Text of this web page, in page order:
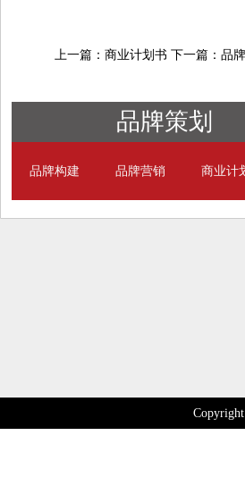
上一篇：商业计划书 下一篇：品
品牌策划
品牌构建 品牌营销 商业计